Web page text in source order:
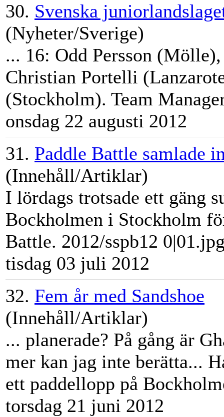
30. Svenska
(Nyheter/Sverige)
... 16: Odd Persson
Christian Portelli
(Stockholm). Team
onsdag 22 augusti 2012
31. Paddle Battle samlade
(Innehåll/Artiklar)
I lördags trotsade ett gäng
Bockholmen i Stockholm
Battle. 2012/sspb12
tisdag 03 juli 2012
32. Fem år med Sandshoe
(Innehåll/Artiklar)
... planerade? På gång är
mer kan jag inte berätta...
ett paddellopp på
torsdag 21 juni 2012